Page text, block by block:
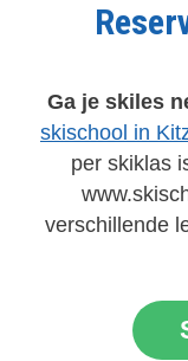
Ga je skiles
skischool in
per skiklas
verschillende